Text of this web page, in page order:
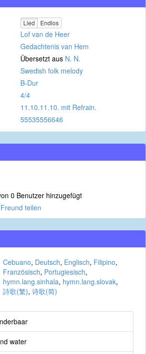
Lied Endlos
Lof van de Heer
Gedachtenis van Hem
Übersetzt aus N. N.
Swedish folk melody
B-Dur
4/4
11.10.11.10. mit Refrain.
55535556646
0 Benutzer hinzugefügt
teilen
Cebuano, Deutsch, Englisch, Filipino,
Französisch, Portugiesisch,
hymn.lang.sinhala, hymn.lang.slovak,
詩歌(繁), 诗歌(简)
water